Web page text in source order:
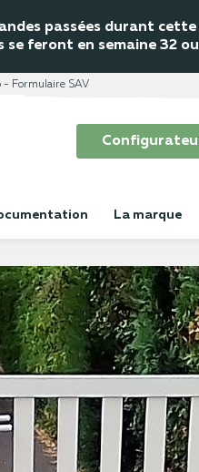
passées durant
feront en semaine 32
Formulaire SAV
La marque